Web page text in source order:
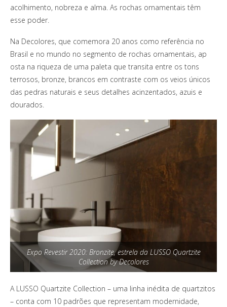
acolhimento, nobreza e alma. As rochas ornamentais têm
esse poder.
Na Decolores, que comemora 20 anos como referência no
Brasil e no mundo no segmento de rochas ornamentais, ap
osta na riqueza de uma paleta que transita entre os tons
terrosos, bronze, brancos em contraste com os veios únicos
das pedras naturais e seus detalhes acinzentados, azuis e
dourados.
Expo Revestir 2020: Bronzite, estrela da LUSSO Quartzite
Collection by Decolores
A LUSSO Quartzite Collection – uma linha inédita de quartzitos
– conta com 10 padrões que representam modernidade,